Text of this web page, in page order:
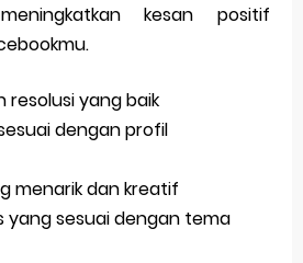
kesan positif
resolusi yang baik
dengan profil
menarik dan kreatif
yang sesuai dengan tema